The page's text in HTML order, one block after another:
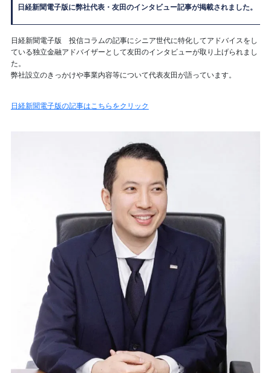
日経新聞電子版に弊社代表・友田のインタビュー記事が掲載されました。
日経新聞電子版 投信コラムの記事にシニア世代に特化してアドバイスをし
ている独立金融アドバイザーとして友田のインタビューが取り上げられまし
た。
弊社設立のきっかけや事業内容等について代表友田が語っています。
日経新聞電子版の記事はこちらをクリック